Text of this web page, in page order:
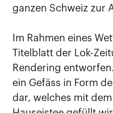
ganzen Schweiz zur
Im Rahmen eines
Titelblatt der Lok-
Rendering
ein Gefäss in Form
dar, welches mit